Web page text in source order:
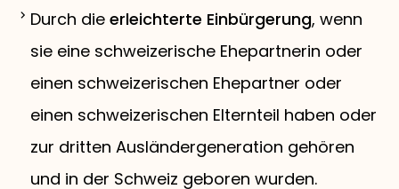
Durch die erleichterte Einbürgerung, wenn
sie eine schweizerische Ehepartnerin oder
einen schweizerischen Ehepartner oder
einen schweizerischen Elternteil haben oder
zur dritten Ausländergeneration gehören
und in der Schweiz geboren wurden.